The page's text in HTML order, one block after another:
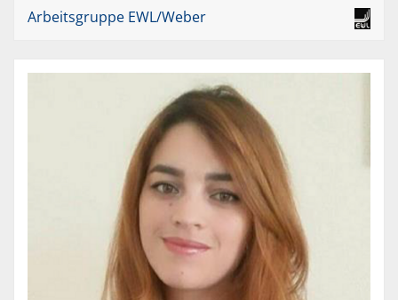
Arbeitsgruppe EWL/Weber